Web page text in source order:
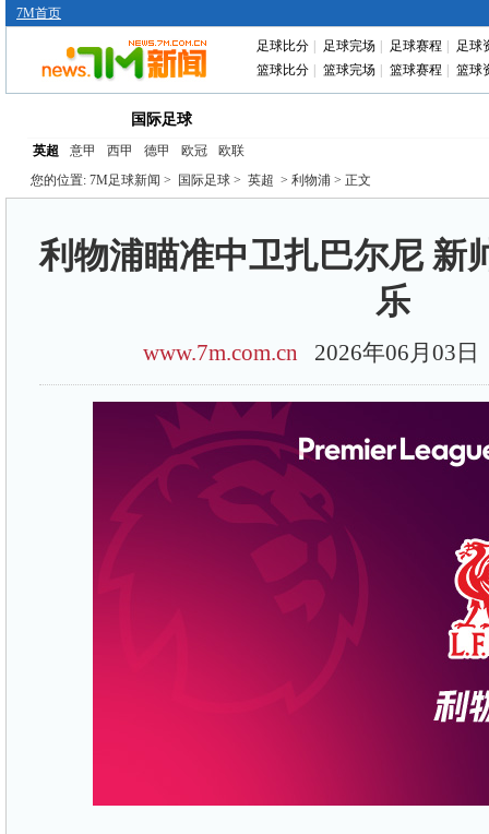
7M首页
足球比分 足球完场 足球赛程
足球
篮球比分
篮球完场 篮球赛程 篮球
国际足球
英超 意甲 西甲 德甲 欧冠
欧联
您的位置: 7M足球新闻 > 国际足球 > 英超 > 利物浦 > 正文
利物浦瞄准中卫扎巴尔尼 新
乐
www.7m.com.cn 2026年06月03